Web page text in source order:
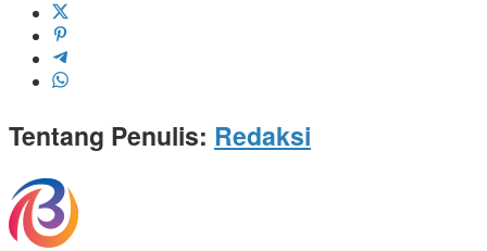
Tentang Penulis: Redaksi